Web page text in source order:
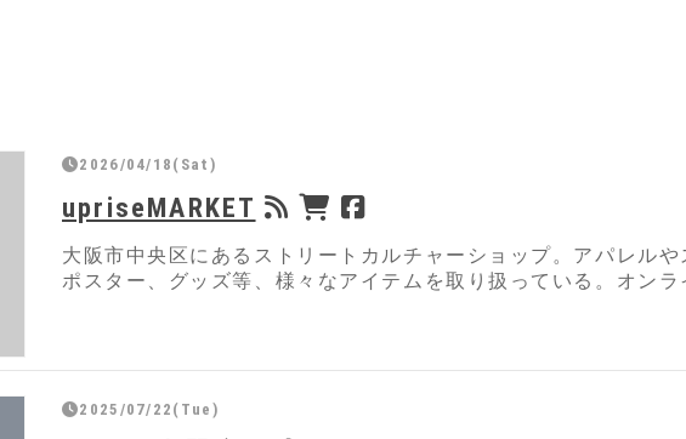
2026/04/18(Sat)
upriseMARKET
大阪市中央区にあるストリートカルチャーショップ。アパレル
ポスター、グッズ等、様々なアイテムを取り扱っている。オンラ
2025/07/22(Tue)